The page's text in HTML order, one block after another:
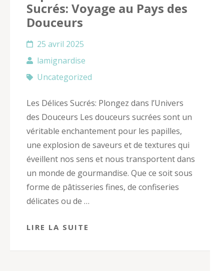
Sucrés: Voyage au Pays des
Douceurs
25 avril 2025
lamignardise
Uncategorized
Les Délices Sucrés: Plongez dans l’Univers
des Douceurs Les douceurs sucrées sont un
véritable enchantement pour les papilles,
une explosion de saveurs et de textures qui
éveillent nos sens et nous transportent dans
un monde de gourmandise. Que ce soit sous
forme de pâtisseries fines, de confiseries
délicates ou de …
LIRE LA SUITE